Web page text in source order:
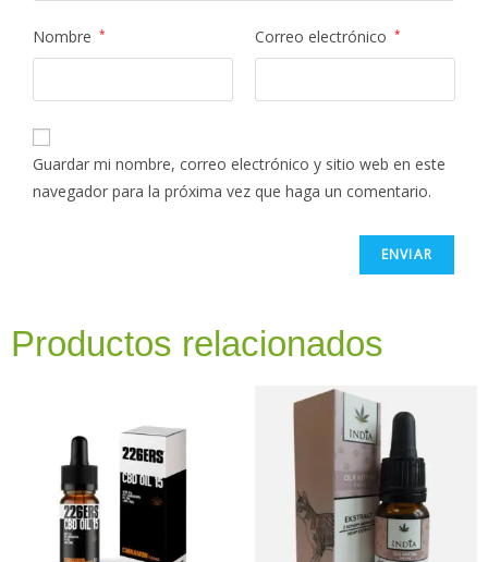
Nombre * Correo electrónico *
Guardar mi nombre, correo electrónico y sitio web en este
navegador para la próxima vez que haga un comentario.
Productos relacionados